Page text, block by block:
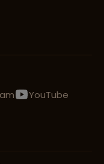
YouTube